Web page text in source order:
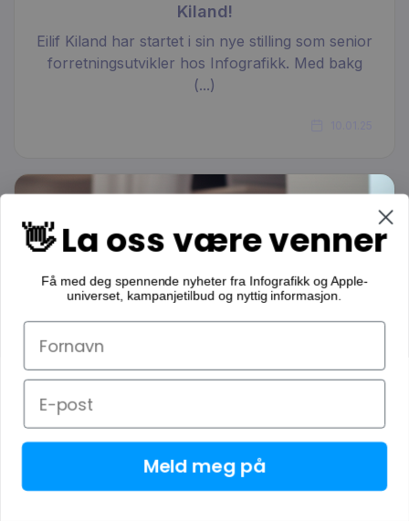
Kiland!
Eilif Kiland har startet i sin nye stilling som senior
forretningsutvikler hos Infografikk. Med bakg
(...)
👋 La oss være venner
Få med deg spennende nyheter fra Infografikk og Apple-
universet, kampanjetilbud og nyttig informasjon.
Meld meg på